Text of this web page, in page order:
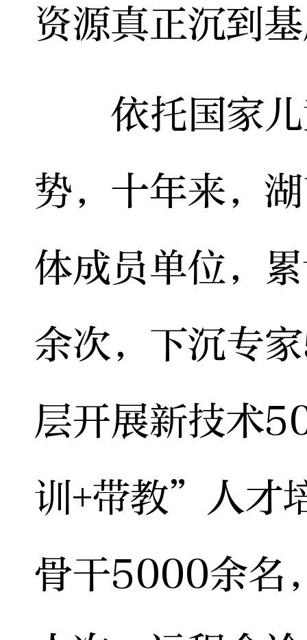
资源真正沉到
依托国家儿
势，十年来，
体成员单位，
余次，下沉专
层开展新技术
训+带教”人才
骨干5000余名